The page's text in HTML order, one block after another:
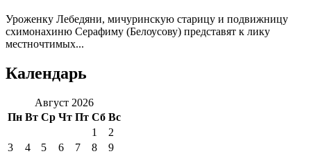
Уроженку Лебедяни, мичуринскую старицу и подвижницу
схимонахиню Серафиму (Белоусову) представят к лику
местночтимых...
Календарь
Август 2026
Пн Вт Ср Чт Пт Сб Вс
1
2
3
4 5 6 7 8
9